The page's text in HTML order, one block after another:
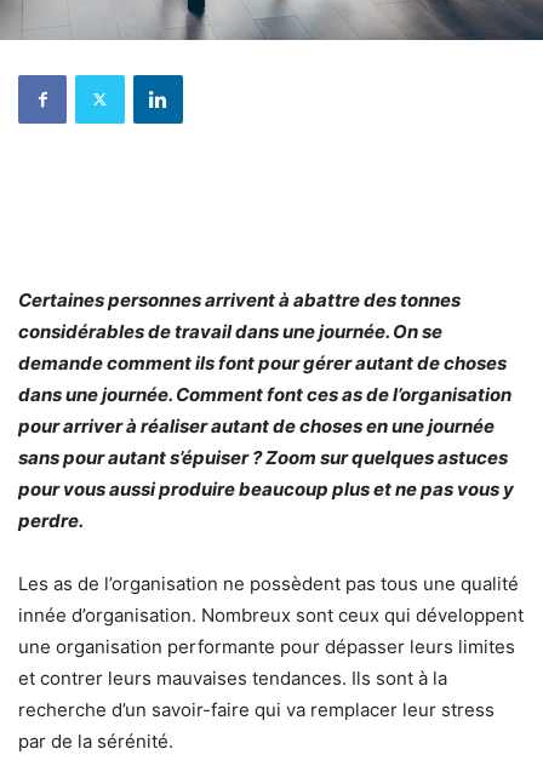
Certaines personnes arrivent à abattre des tonnes
considérables de travail dans une journée. On se
demande comment ils font pour gérer autant de choses
dans une journée. Comment font ces as de l’organisation
pour arriver à réaliser autant de choses en une journée
sans pour autant s’épuiser ? Zoom sur quelques astuces
pour vous aussi produire beaucoup plus et ne pas vous y
perdre.
Les as de l’organisation ne possèdent pas tous une qualité
innée d’organisation. Nombreux sont ceux qui développent
une organisation performante pour dépasser leurs limites
et contrer leurs mauvaises tendances. Ils sont à la
recherche d’un savoir-faire qui va remplacer leur stress
par de la sérénité.